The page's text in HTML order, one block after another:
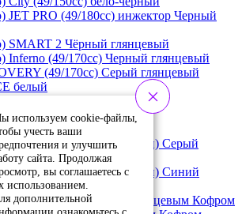
JET PRO (49/180cc) инжектор Черный
SMART 2 Чёрный глянцевый
Inferno (49/170cc) Черный глянцевый
(49/170cc) Серый глянцевый
белый
серый
черный
Синий матовый
JET (49/170cc) (Завод Тэйн) Серый
JET (49/170cc) (Завод Тэйн) Синий
50 Белый-Синий с глянцевым Кофром
используем cookie-файлы,
учесть ваши
и улучшить
сайта. Продолжая
вы соглашаетесь с
использованием.
дополнительной